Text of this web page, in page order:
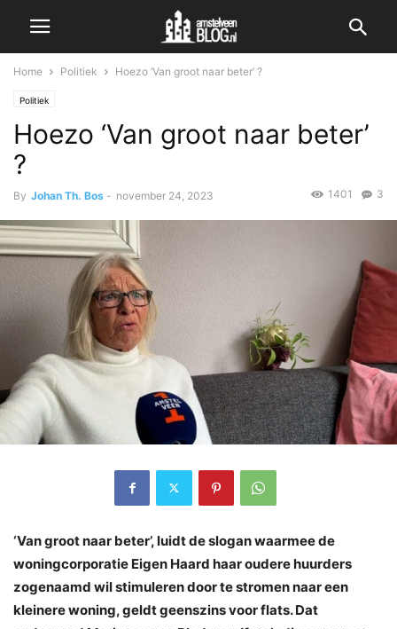
Home Politiek Hoezo ‘Van groot naar beter’ ?
Politiek
Hoezo ‘Van groot naar beter’
?
By Johan Th. Bos - november 24, 2023 3
1401
‘Van groot naar beter’, luidtde slogan waarmee de
woningcorporatie Eigen Haard haar oudere huurders
zogenaamd wil stimuleren door te stromen naar een
kleinere woning, geldt geenszins voor flats. Dat